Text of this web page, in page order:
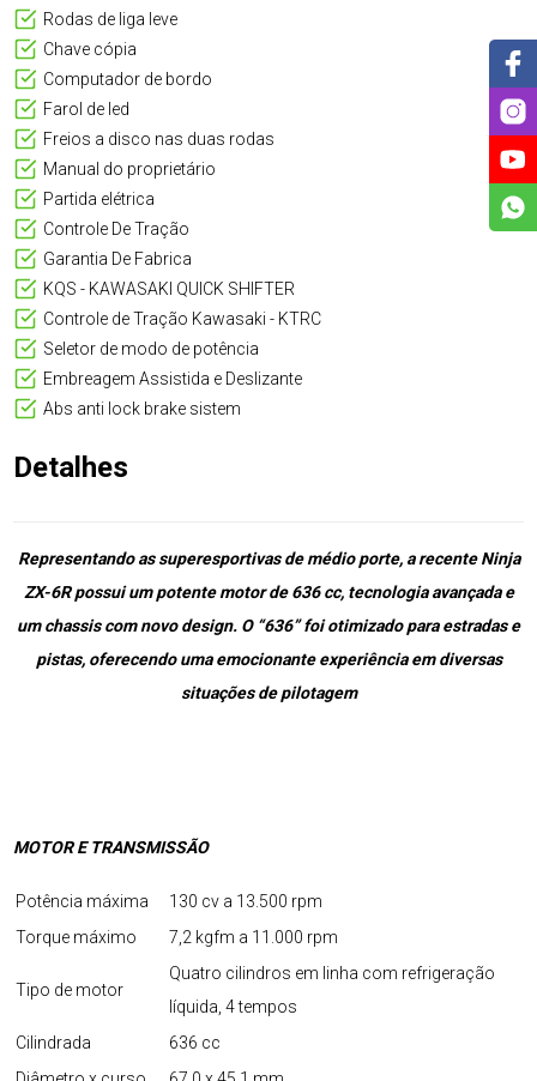
Rodas de liga leve
Chave cópia
Computador de bordo
Farol de led
Freios a disco nas duas rodas
Manual do proprietário
Partida elétrica
Controle De Tração
Garantia De Fabrica
KQS - KAWASAKI QUICK SHIFTER
Controle de Tração Kawasaki - KTRC
Seletor de modo de potência
Embreagem Assistida e Deslizante
Abs anti lock brake sistem
Detalhes
Representando as superesportivas de médio porte, a recente Ninja
ZX-6R possui um potente motor de 636 cc, tecnologia avançada e
um chassis com novo design. O “636” foi otimizado para estradas e
pistas, oferecendo uma emocionante experiência em diversas
situações de pilotagem
MOTOR E TRANSMISSÃO
Potência máxima
130 cv a 13.500 rpm
Torque máximo
7,2 kgfm a 11.000 rpm
Tipo de motor
Quatro cilindros em linha com refrigeração
líquida, 4 tempos
Cilindrada
636 cc